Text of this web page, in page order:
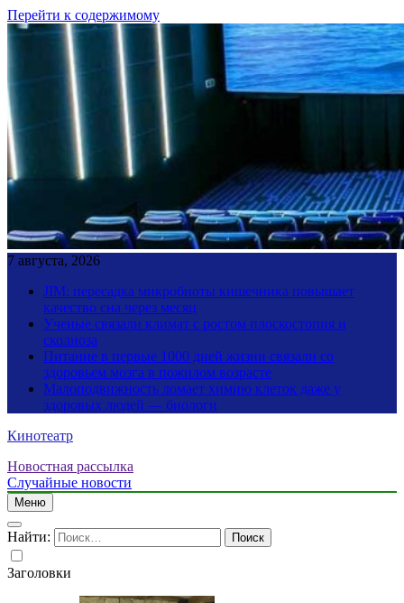
Перейти к содержимому
7 августа, 2026
JIM: пересадка микробиоты кишечника повышает
качество сна через месяц
Ученые связали климат с ростом плоскостопия и
сколиоза
Питание в первые 1000 дней жизни связали со
здоровьем мозга в пожилом возрасте
Малоподвижность ломает химию клеток даже у
здоровых людей — биологи
Кинотеатр
Новостная рассылка
Случайные новости
Меню
Найти:
Заголовки